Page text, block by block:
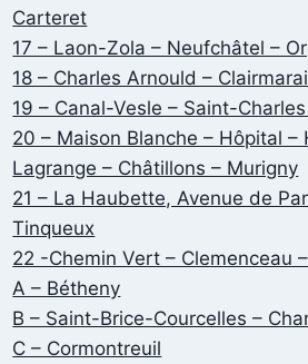
Carteret
17 – Laon-Zola – Neufchâtel –
18 – Charles Arnould –
19 – Canal-Vesle – Saint-
20 – Maison Blanche – Hôpital –
Lagrange – Châtillons – Murigny
21 – La Haubette, Avenue de
Tinqueux
22 -Chemin Vert – Clemenceau
A – Bétheny
B – Saint-Brice-Courcelles –
C – Cormontreuil